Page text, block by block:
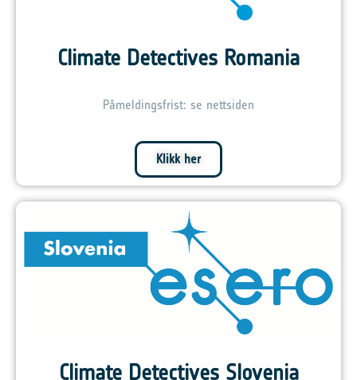
Climate Detectives Romania
Påmeldingsfrist: se nettsiden
Klikk her
Climate Detectives Slovenia